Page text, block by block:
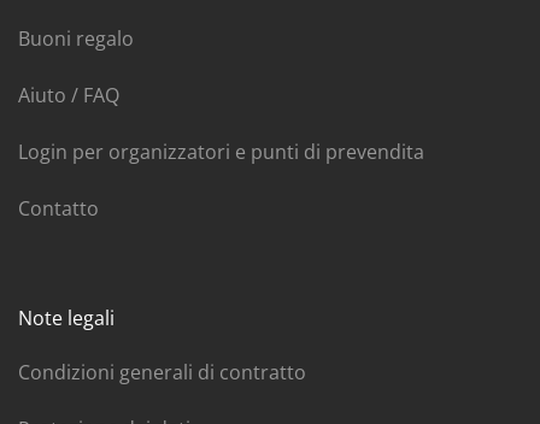
Buoni regalo
Aiuto / FAQ
Login per organizzatori e punti di prevendita
Contatto
Note legali
Condizioni generali di contratto